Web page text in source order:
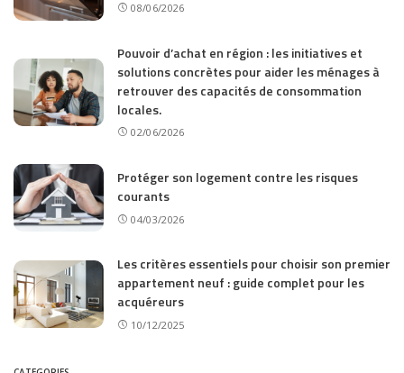
08/06/2026
Pouvoir d’achat en région : les initiatives et
solutions concrètes pour aider les ménages à
retrouver des capacités de consommation
locales.
02/06/2026
Protéger son logement contre les risques
courants
04/03/2026
Les critères essentiels pour choisir son premier
appartement neuf : guide complet pour les
acquéreurs
10/12/2025